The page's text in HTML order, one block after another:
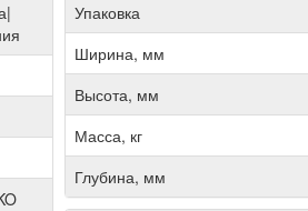
Упаковка
Ширина, мм
Высота, мм
Масса, кг
Глубина, мм